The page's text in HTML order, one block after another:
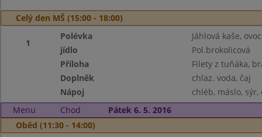
Celý den MŠ (15:00 - 18:00)
1
Polévka
Jáhlová kaše,
jídlo
Pol.brokolicová
Příloha
Filety z tuňáka,
Doplněk
chlaz. voda, čaj
Nápoj
chléb, máslo,
Menu
Chod
Pátek 6. 5. 2016
Oběd (11:30 - 14:00)